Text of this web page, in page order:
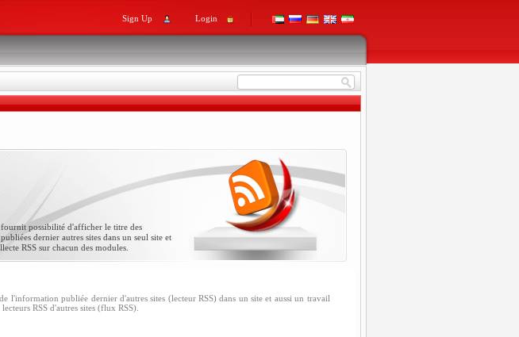
Login
Sign Up
possibilité d'afficher le titre des
dernier autres sites dans un seul site et
RSS sur chacun des modules.
l'information publiée dernier d'autres sites (lecteur RSS) dans un site et aussi un travail
RSS d'autres sites (flux RSS).